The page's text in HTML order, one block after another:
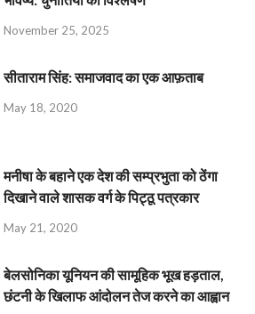
November 25, 2025
सीताराम सिंह: समाजवाद का एक आफ़ताब
May 18, 2020
मनीषा के बहाने एक देश की सम्प्रभुता को ठेंगा
दिखाने वाले शासक वर्ग के पिट्ठू पत्रकार
May 21, 2020
बेलसोनिका यूनियन की सामूहिक भूख हड़ताल,
छंटनी के खिलाफ आंदोलन तेज करने का आह्वान